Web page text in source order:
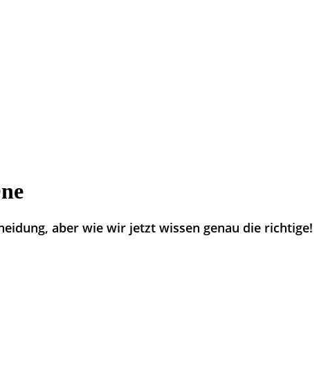
aber wie wir jetzt wissen genau die richtige!